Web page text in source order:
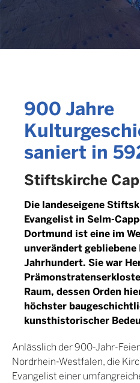
900 Jahre
saniert in
Stiftskirche
Die landeseigene
Evangelist in Selm-
Dortmund ist eine im
unverändert gebliebene
Jahrhundert. Sie war
Raum, dessen Orden
höchster
kunsthistorischer
Anlässlich der 900-Jahr-
Nordrhein-Westfalen, die
Evangelist einer